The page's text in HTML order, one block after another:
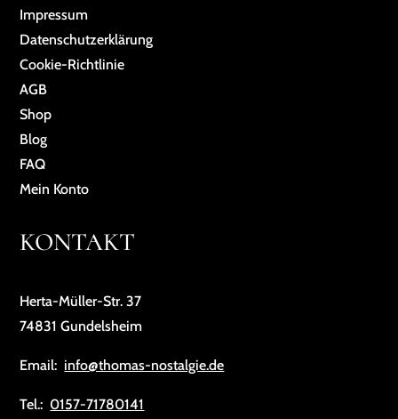
Impressum
Da­ten­schutz­er­klä­rung
Cookie-Richtlinie
AGB
Shop
Blog
FAQ
Mein Konto
KONTAKT
Herta-Müller-Str. 37
74831 Gundelsheim
Email: info@thomas-nostalgie.de
Tel.: 0157-71780141